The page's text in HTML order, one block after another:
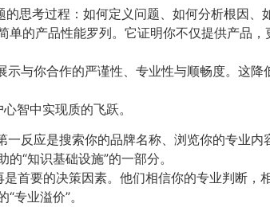
思考过程：如何定义问题、如何分析根因、
的产品性能罗列。它证明你不仅提供产品，
与你合作的严谨性、专业性与顺畅度。这降
智中实现质的飞跃。
一反应是搜索你的品牌名称、浏览你的专业内
“知识基础设施”的一部分。
首要的决策因素。他们相信你的专业判断，
专业溢价”。